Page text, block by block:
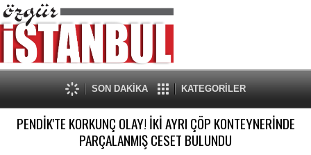
SON DAKİKA KATEGORİLER
PENDİK'TE KORKUNÇ OLAY! İKİ AYRI ÇÖP KONTEYNERİNDE
PARÇALANMIŞ CESET BULUNDU